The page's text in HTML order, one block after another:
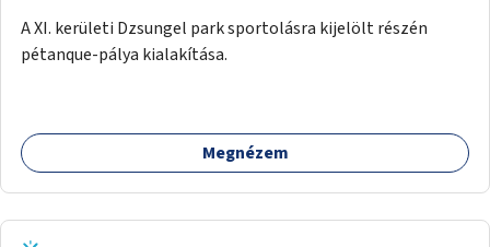
A XI. kerületi Dzsungel park sportolásra kijelölt részén
pétanque-pálya kialakítása.
Megnézem